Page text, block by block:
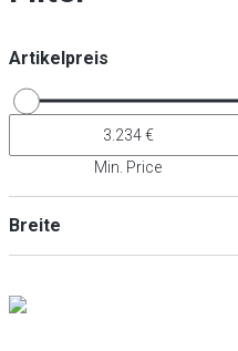
Artikelpreis
Min. Price
Breite